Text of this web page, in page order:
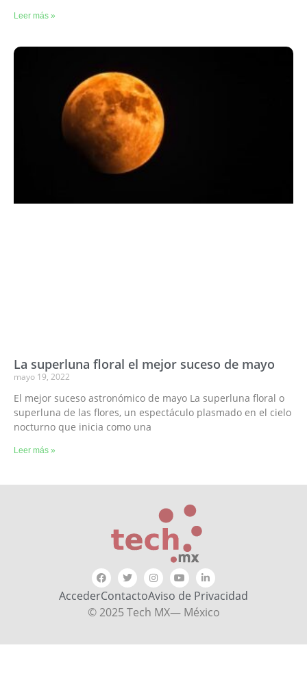
Leer más »
La superluna floral el mejor suceso de mayo
mayo 19, 2022
El mejor suceso astronómico de mayo La superluna floral o
superluna de las flores, un espectáculo plasmado en el cielo
nocturno que inicia como una
Leer más »
AccederContactoAviso de Privacidad
© 2025 Tech MX— México